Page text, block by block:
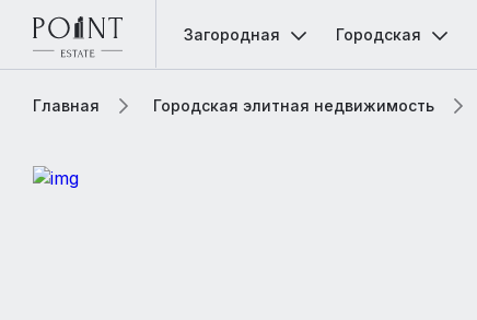
Загородная Городская
Главная Городская элитная недвижимость